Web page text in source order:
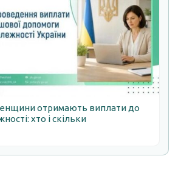
отримають виплати до
хто і скільки